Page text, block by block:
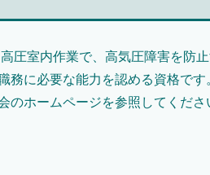
圧室内作業で、高気圧障害を防
に必要な能力を認める資格です
のホームページを参照してくださ